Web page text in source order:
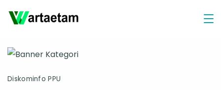
Diskominfo PPU